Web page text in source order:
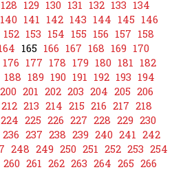
128 129 130 131 132 133 134
140 141 142 143 144 145 146
152 153 154 155 156 157 158
165 166 167 168 169 170
176 177 178 179 180 181 182
188 189 190 191 192 193 194
200 201 202 203 204 205 206
212 213 214 215 216 217 218
224 225 226 227 228 229 230
236 237 238 239 240 241 242
248 249 250 251 252 253 254
260 261 262 263 264 265 266